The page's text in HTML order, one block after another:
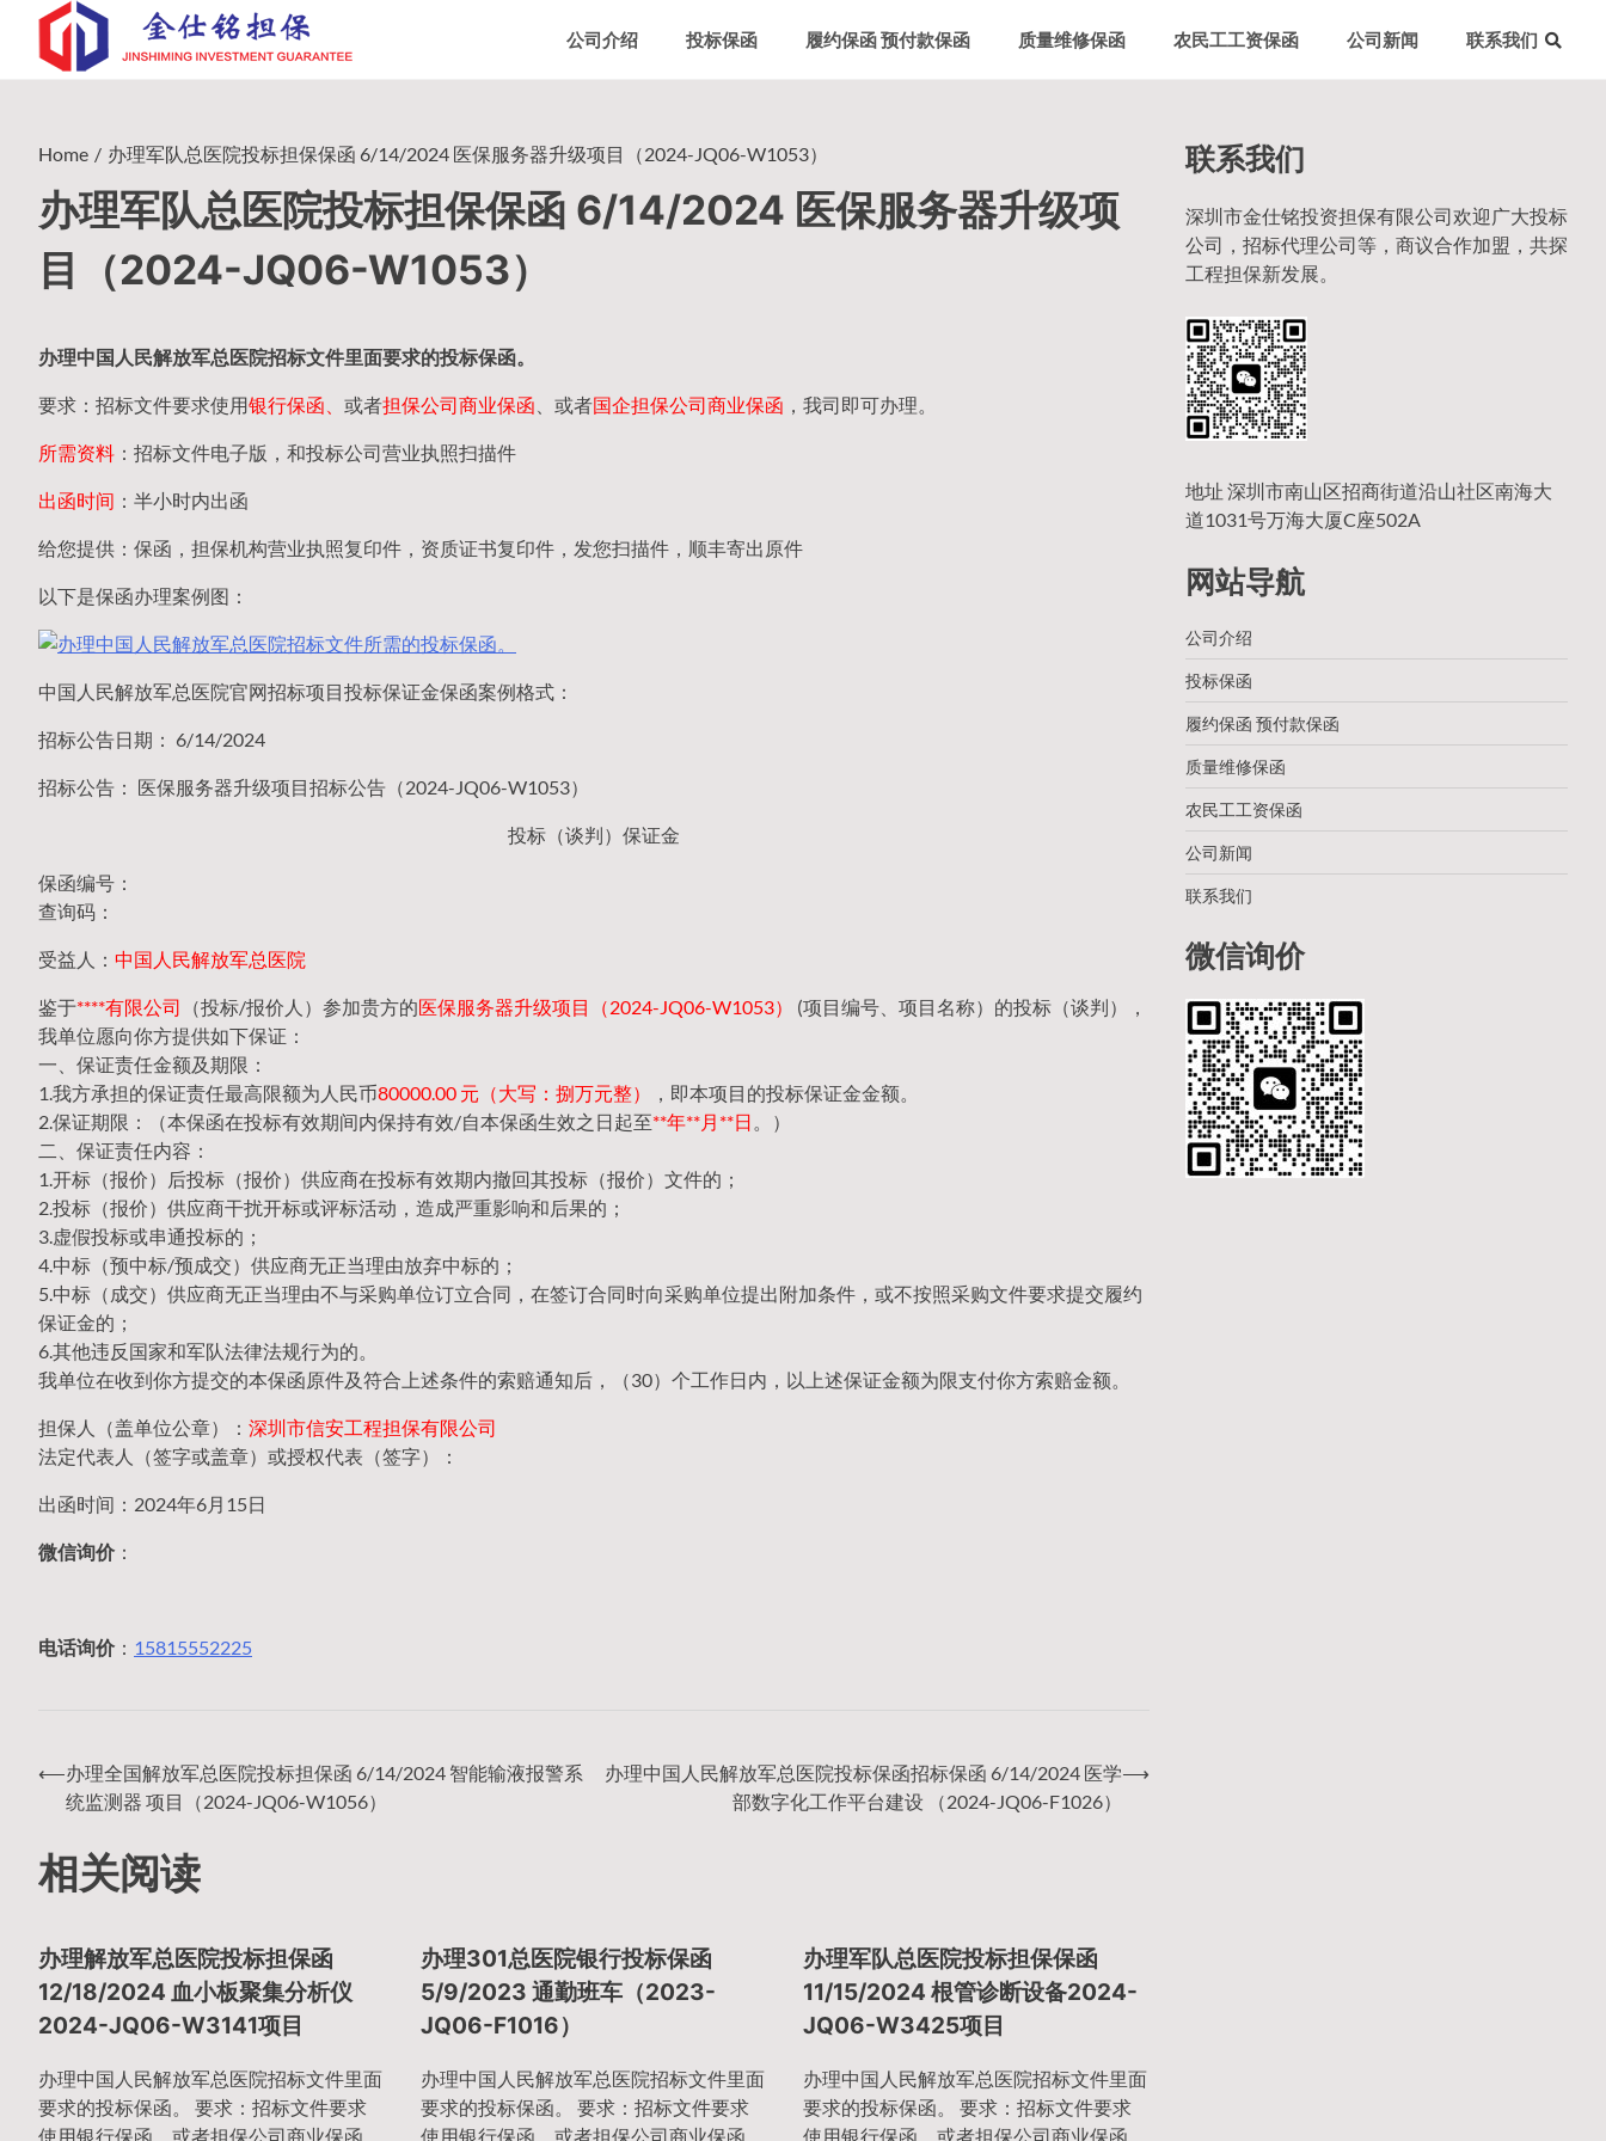
content
公司介绍 投标保函 履约保函 预付款保函 质量维修保函 农民工工资保函 公司新闻 联系我们
Home 办理军队总医院投标担保保函 6/14/2024 医保服务器升级项目（2024-JQ06-W1053）
办理军队总医院投标担保保函 6/14/2024 医保服务器升级项
目（2024-JQ06-W1053）
办理中国人民解放军总医院招标文件里面要求的投标保函。
要求：招标文件要求使用银行保函、 或者担保公司商业保函 、或者国企担保公司商业保函 ，我司即可办理。
所需资料 ：招标文件电子版，和投标公司营业执照扫描件
出函时间 ：半小时内出函
给您提供：保函，担保机构营业执照复印件，资质证书复印件，发您扫描件，顺丰寄出原件
以下是保函办理案例图：
中国人民解放军总医院官网招标项目投标保证金保函案例格式：
招标公告日期： 6/14/2024
招标公告： 医保服务器升级项目招标公告（2024-JQ06-W1053）
投标（谈判）保证金
保函编号：
查询码：
受益人： 中国人民解放军总医院
鉴于****有限公司 （投标/报价人）参加贵方的医保服务器升级项目（2024-JQ06-W1053）
(项目编号、项目名称）的投标（谈判），
我单位愿向你方提供如下保证：
一、保证责任金额及期限：
1.我方承担的保证责任最高限额为人民币80000.00 元（大写：捌万元整）
，即本项目的投标保证金金额。
2.保证期限：（本保函在投标有效期间内保持有效/自本保函生效之日起至**年**月**日 。）
二、保证责任内容：
1.开标（报价）后投标（报价）供应商在投标有效期内撤回其投标（报价）文件的；
2.投标（报价）供应商干扰开标或评标活动，造成严重影响和后果的；
3.虚假投标或串通投标的；
4.中标（预中标/预成交）供应商无正当理由放弃中标的；
5.中标（成交）供应商无正当理由不与采购单位订立合同，在签订合同时向采购单位提出附加条件，或不按照采购文件要求提交履约
保证金的；
6.其他违反国家和军队法律法规行为的。
我单位在收到你方提交的本保函原件及符合上述条件的索赔通知后，（30）个工作日内，以上述保证金额为限支付你方索赔金额。
担保人（盖单位公章）： 深圳市信安工程担保有限公司
法定代表人（签字或盖章）或授权代表（签字）：
出函时间：2024年6月15日
微信询价：
电话询价： 15815552225
文
章
导
航
⟵办理全国解放军总医院投标担保函 6/14/2024 智能输液报警系
统监测器 项目（2024-JQ06-W1056）
办理中国人民解放军总医院投标保函招标保函 6/14/2024 医学
部数字化工作平台建设 （2024-JQ06-F1026）
⟶
相关阅读
办理解放军总医院投标担保函
12/18/2024 血小板聚集分析仪
2024-JQ06-W3141项目
办理中国人民解放军总医院招标文件里面
要求的投标保函。 要求：招标文件要求
使用银行保函、或者担保公司商业保函、
办理301总医院银行投标保函
5/9/2023 通勤班车（2023-
JQ06-F1016）
办理中国人民解放军总医院招标文件里面
要求的投标保函。 要求：招标文件要求
使用银行保函、或者担保公司商业保函、
办理军队总医院投标担保保函
11/15/2024 根管诊断设备2024-
JQ06-W3425项目
办理中国人民解放军总医院招标文件里面
要求的投标保函。 要求：招标文件要求
使用银行保函、或者担保公司商业保函、
联系我们
深圳市金仕铭投资担保有限公司欢迎广大投标
公司，招标代理公司等，商议合作加盟，共探
工程担保新发展。
地址 深圳市南山区招商街道沿山社区南海大
道1031号万海大厦C座502A
网站导航
公司介绍
投标保函
履约保函 预付款保函
质量维修保函
农民工工资保函
公司新闻
联系我们
微信询价